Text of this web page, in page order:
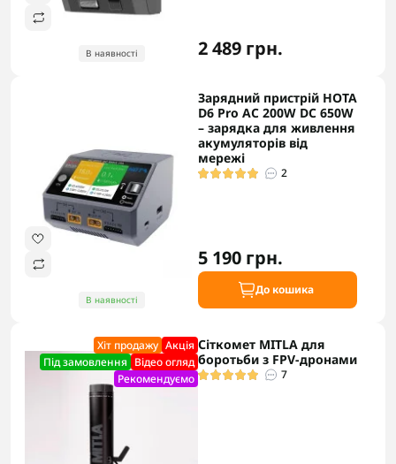
В наявності 2 489 грн.
В наявності
Зарядний пристрій HOTA
D6 Pro AC 200W DC 650W
– зарядка для живлення
акумуляторів від
мережі
2
5 190 грн.
До кошика
Хіт продажу Акцiя
Під замовлення Відео огляд
Рекомендуємо
Сіткомет MITLA для
боротьби з FPV-дронами
7